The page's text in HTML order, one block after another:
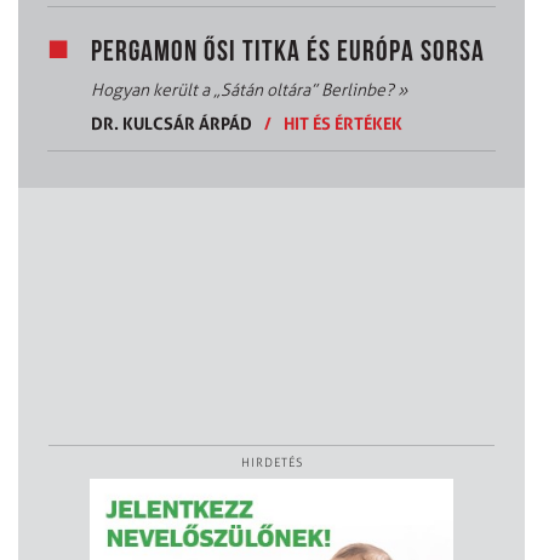
PERGAMON ŐSI TITKA ÉS EURÓPA SORSA
Hogyan került a „Sátán oltára” Berlinbe?»
DR. KULCSÁR ÁRPÁD
/ HIT ÉS ÉRTÉKEK
HIRDETÉS